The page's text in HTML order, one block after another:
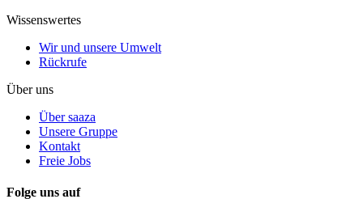
Wissenswertes
Wir und unsere Umwelt
Rückrufe
Über uns
Über saaza
Unsere Gruppe
Kontakt
Freie Jobs
Folge uns auf